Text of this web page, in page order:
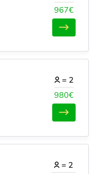
967€
980€
= 2
= 2